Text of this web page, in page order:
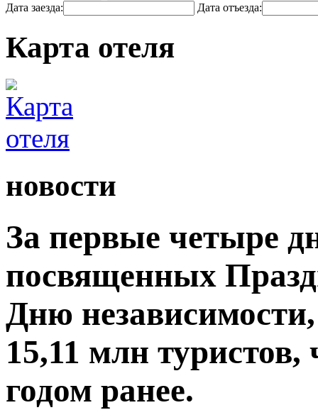
Дата заезда: Дата отъезда:
Карта отеля
новости
За первые четыре
посвященных
Дню
15,11 млн
годом ранее.